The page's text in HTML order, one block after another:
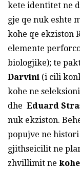
kete identitet ne
gje qe nuk eshte
kohe qe ekziston
elemente
biologjike); te
Darvini (i cili
kohe ne
dhe Eduard
nuk ekziston.
popujve ne
gjithseicilit ne
zhvillimit ne kohe